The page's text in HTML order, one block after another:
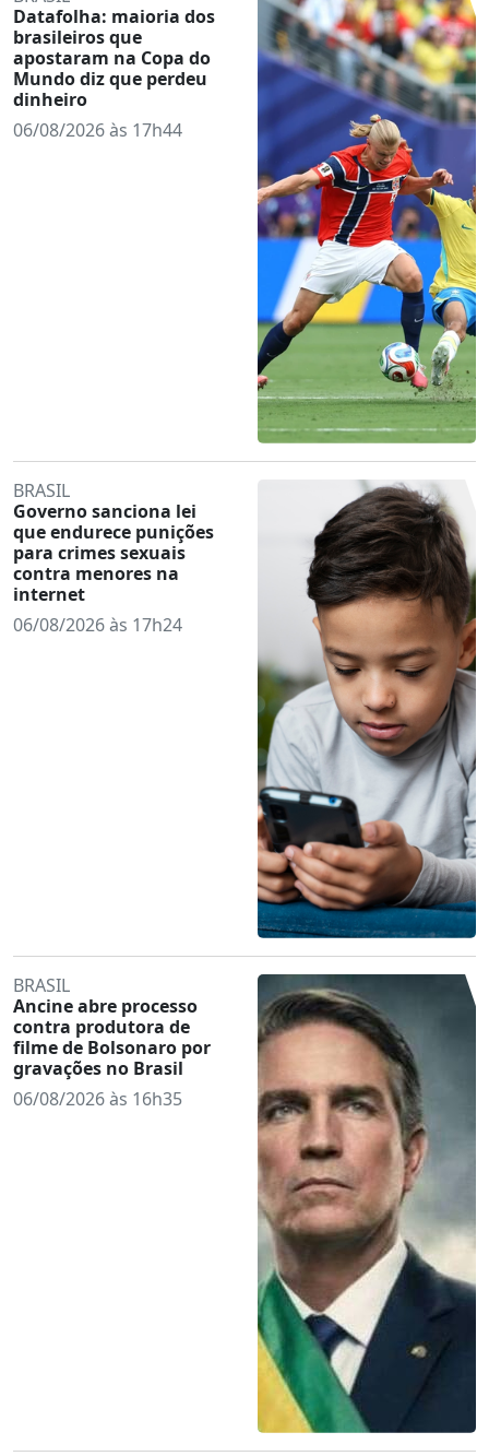
Datafolha: maioria dos
brasileiros que
apostaram na Copa do
Mundo diz que perdeu
dinheiro
06/08/2026 às 17h44
BRASIL
Governo sanciona lei
que endurece punições
para crimes sexuais
contra menores na
internet
06/08/2026 às 17h24
BRASIL
Ancine abre processo
contra produtora de
filme de Bolsonaro por
gravações no Brasil
06/08/2026 às 16h35